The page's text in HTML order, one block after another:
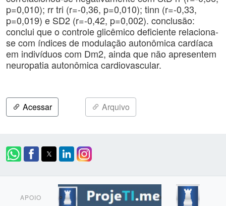
p=0,010); rr tri (r=-0,36, p=0,010); tinn (r=-0,33,
p=0,019) e SD2 (r=-0,42, p=0,002). conclusão:
conclui que o controle glicêmico deficiente relaciona-
se com índices de modulação autonômica cardíaca
em indivíduos com Dm2, ainda que não apresentem
neuropatia autonômica cardiovascular.
Acessar Arquivo
APOIO